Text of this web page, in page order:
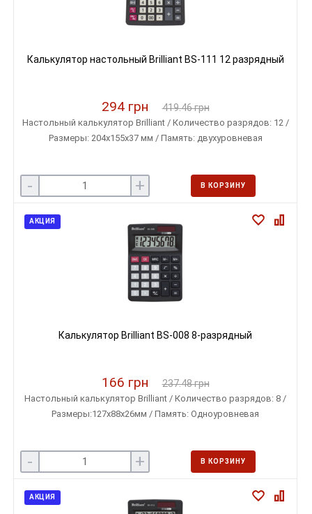
Калькулятор настольный Brilliant BS-111 12 разрядный
294 грн 419.46 грн
Настольный калькулятор Brilliant / Количество разрядов: 12 /
Размеры: 204х155х37 мм / Память: двухуровневая
- + В КОРЗИНУ
АКЦИЯ
Калькулятор Brilliant BS-008 8-разрядный
166 грн 237.48 грн
Настольный калькулятор Brilliant / Количество разрядов: 8 /
Размеры:127х88х26мм / Память: Одноуровневая
- + В КОРЗИНУ
АКЦИЯ